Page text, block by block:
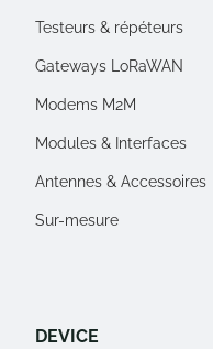
Testeurs & répéteurs
Gateways LoRaWAN
Modems M2M
Modules & Interfaces
Antennes & Accessoires
Sur-mesure
DEVICE